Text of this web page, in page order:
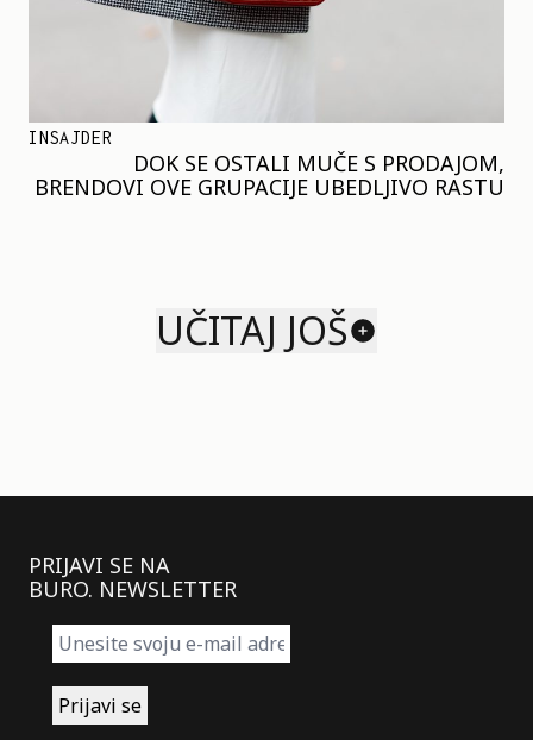
INSAJDER
DOK SE OSTALI MUČE S PRODAJOM,
BRENDOVI OVE GRUPACIJE UBEDLJIVO RASTU
UČITAJ JOŠ
PRIJAVI SE NA
BURO. NEWSLETTER